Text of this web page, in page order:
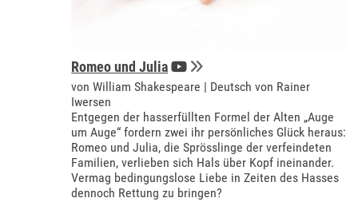
Romeo und Julia
von William Shakespeare | Deutsch von Rainer
Iwersen
Entgegen der hasserfüllten Formel der Alten „Auge
um Auge“ fordern zwei ihr persönliches Glück heraus:
Romeo und Julia, die Sprösslinge der verfeindeten
Familien, verlieben sich Hals über Kopf ineinander.
Vermag bedingungslose Liebe in Zeiten des Hasses
dennoch Rettung zu bringen?